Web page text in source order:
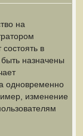
на
в
быть назначены
одновременно
изменение